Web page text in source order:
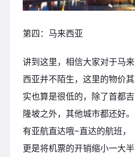
第四：马来西亚
讲到这里，相信大家对于马来
西亚并不陌生，这里的物价其
实也算是很低的，除了首都吉
隆坡之外，其他城市都还好。
有亚航直达哦~直达的航班，
更是将机票的开销缩小一大半